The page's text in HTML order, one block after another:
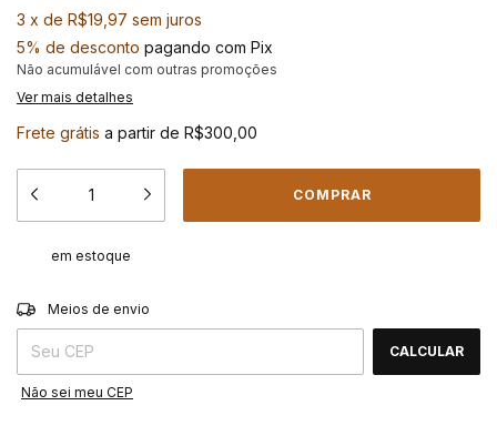
3 x de R$19,97 sem juros
5% de desconto pagando com Pix
Não acumulável com outras promoções
Ver mais detalhes
Frete grátis a partir de R$300,00
em estoque
Entregas para o CEP:
Meios de envio
CALCULAR
Não sei meu CEP